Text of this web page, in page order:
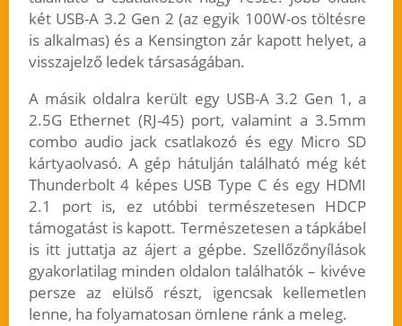
két USB-A 3.2 Gen 2 (az egyik 100W-os töltésre
is alkalmas) és a Kensington zár kapott helyet, a
visszajelző ledek társaságában.
A másik oldalra került egy USB-A 3.2 Gen 1, a
2.5G Ethernet (RJ-45) port, valamint a 3.5mm
combo audio jack csatlakozó és egy Micro SD
kártyaolvasó. A gép hátulján található még két
Thunderbolt 4 képes USB Type C és egy HDMI
2.1 port is, ez utóbbi természetesen HDCP
támogatást is kapott. Természetesen a tápkábel
is itt juttatja az ájert a gépbe. Szellőzőnyílások
gyakorlatilag minden oldalon találhatók – kivéve
persze az elülső részt, igencsak kellemetlen
lenne, ha folyamatosan ömlene ránk a meleg.